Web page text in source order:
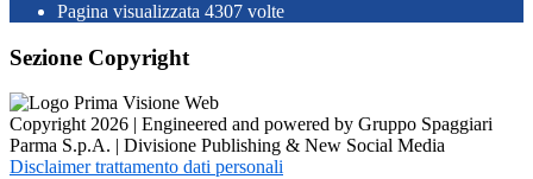
Pagina visualizzata 4307 volte
Sezione Copyright
Copyright 2026 | Engineered and powered by Gruppo Spaggiari
Parma S.p.A. | Divisione Publishing & New Social Media
Disclaimer trattamento dati personali